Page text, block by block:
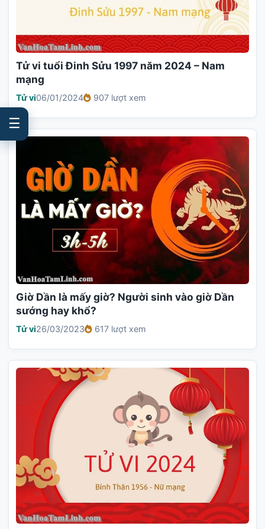
Tử vi tuổi Đinh Sửu 1997 năm 2024 – Nam
mạng
Tử vi06/01/2024 907 lượt xem
Giờ Dần là mấy giờ? Người sinh vào giờ Dần
sướng hay khổ?
Tử vi26/03/2023 617 lượt xem
☰